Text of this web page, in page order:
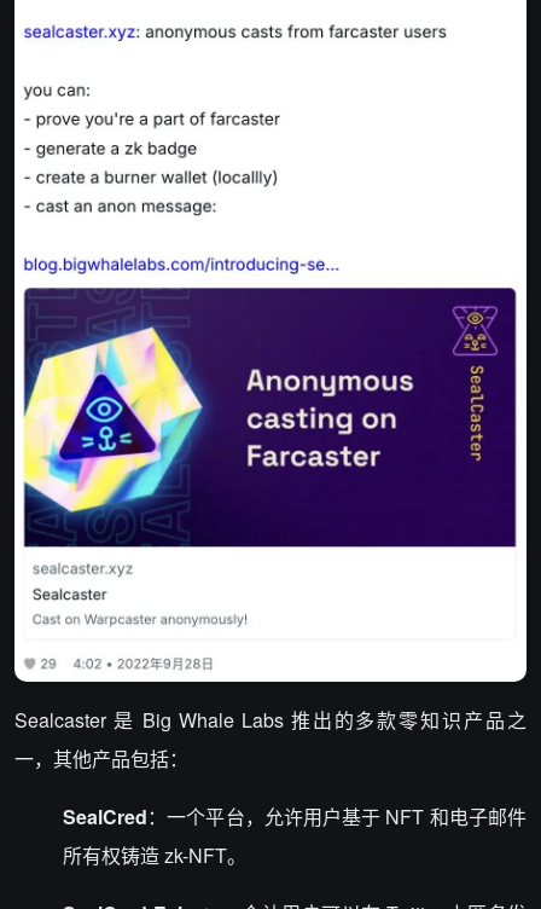
Sealcaster 是 Big Whale Labs 推出的多款零知识产品之
一，其他产品包括：
SealCred：一个平台，允许用户基于 NFT 和电子邮件
所有权铸造 zk-NFT。